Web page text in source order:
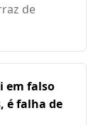
de
em falso
é falha de